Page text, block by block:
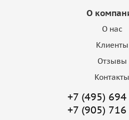
О
О нас
Клиенты
Отзывы
Контакты
+7 (495)
+7 (905)